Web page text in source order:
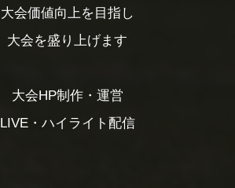
大会価値向上を目指し
大会を盛り上げます
大会HP制作・運営
LIVE・ハイライト配信